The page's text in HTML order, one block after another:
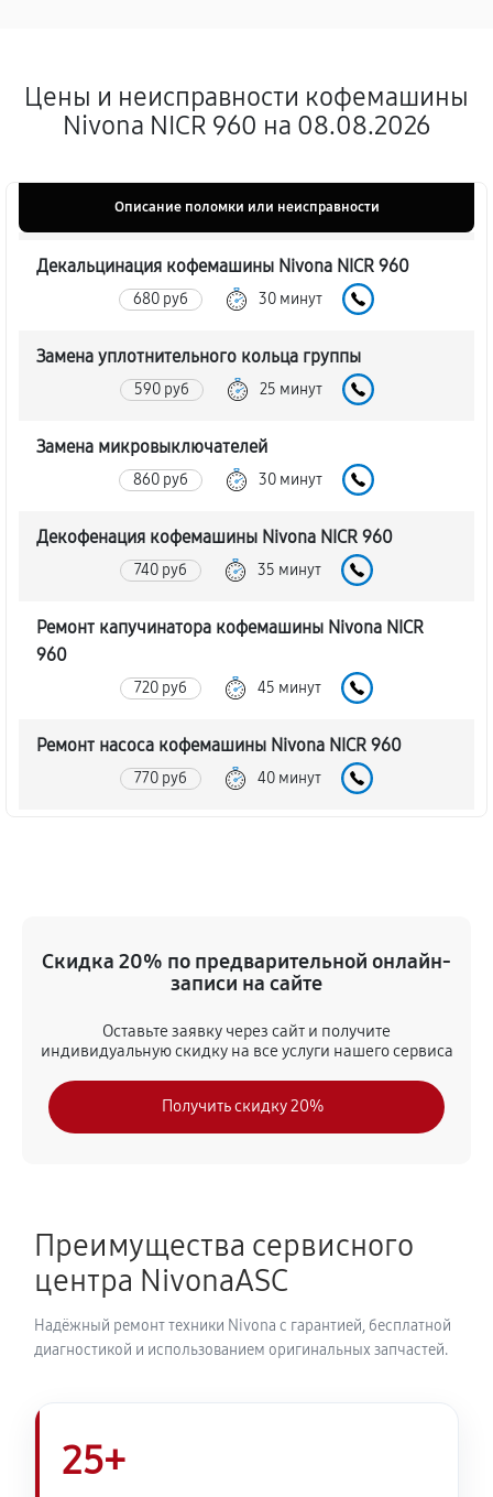
Цены и неисправности кофемашины
Nivona NICR 960 на 08.08.2026
Описание поломки или неисправности
Декальцинация кофемашины Nivona NICR 960
680 руб 30 минут
Замена уплотнительного кольца группы
590 руб 25 минут
Замена микровыключателей
860 руб 30 минут
Декофенация кофемашины Nivona NICR 960
740 руб 35 минут
Ремонт капучинатора кофемашины Nivona NICR
960
720 руб 45 минут
Ремонт насоса кофемашины Nivona NICR 960
770 руб 40 минут
630 руб 30 минут
540 руб 50 минут
Замена ТЭНа кофемашины Nivona NICR 960
720 руб 40 минут
810 руб 55 минут
Ремонт кофемолки кофемашины Nivona NICR 960
740 руб 50 минут
Комплексная профилактика
Скидка 20% по предварительной онлайн-
записи на сайте
Оставьте заявку через сайт и получите
индивидуальную скидку на все услуги нашего сервиса
Получить скидку 20%
Преимущества сервисного
центра NivonaASC
Надёжный ремонт техники Nivona с гарантией, бесплатной
диагностикой и использованием оригинальных запчастей.
25+